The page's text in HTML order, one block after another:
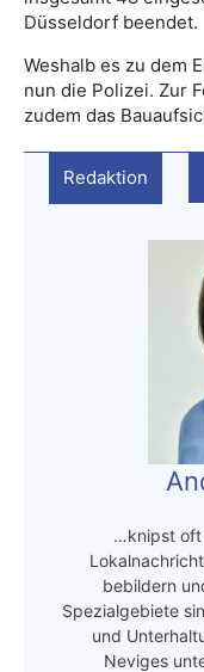
Düsseldorf beendet.
Weshalb es zu dem
nun die Polizei. Zur
zudem das
Redaktion
…knipst oft
bebildern
Spezialgebiete
und
Neviges